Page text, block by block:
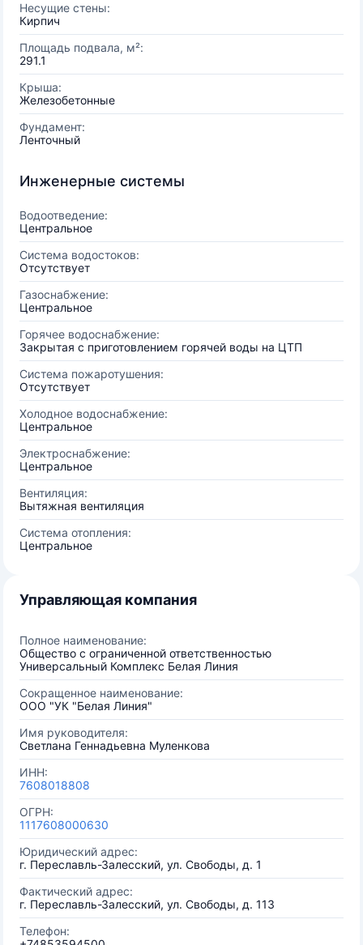
Несущие стены:
Кирпич
Площадь подвала, м²:
291.1
Крыша:
Железобетонные
Фундамент:
Ленточный
Инженерные системы
Водоотведение:
Центральное
Система водостоков:
Отсутствует
Газоснабжение:
Центральное
Горячее водоснабжение:
Закрытая с приготовлением горячей воды на ЦТП
Система пожаротушения:
Отсутствует
Холодное водоснабжение:
Центральное
Электроснабжение:
Центральное
Вентиляция:
Вытяжная вентиляция
Система отопления:
Центральное
Управляющая компания
Полное наименование:
Общество с ограниченной ответственностью
Универсальный Комплекс Белая Линия
Сокращенное наименование:
ООО "УК "Белая Линия"
Имя руководителя:
Светлана Геннадьевна Муленкова
ИНН:
7608018808
ОГРН:
1117608000630
Юридический адрес:
г. Переславль-Залесский, ул. Свободы, д. 1
Фактический адрес:
г. Переславль-Залесский, ул. Свободы, д. 113
Телефон: